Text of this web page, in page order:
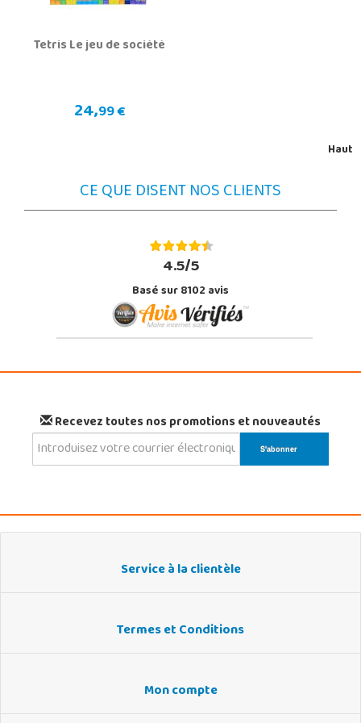
Tetris Le jeu de société
24,99 €
Haut
CE QUE DISENT NOS CLIENTS
4.5/5
Basé sur 8102 avis
Recevez toutes nos promotions et nouveautés
Service à la clientèle
Termes et Conditions
Mon compte